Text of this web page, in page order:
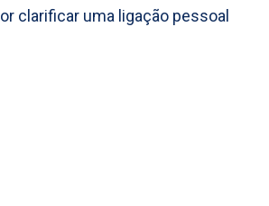
clarificar uma ligação pessoal